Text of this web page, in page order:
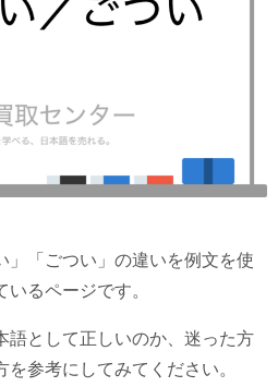
」「ごつい」の違いを例文を使
るページです。
語として正しいのか、迷った方
参考にしてみてください。